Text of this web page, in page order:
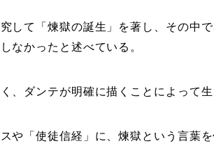
して「煉獄の誕生」を著し、その中
なかったと述べている。
、ダンテが明確に描くことによって生
や「使徒信経」に、煉獄という言葉